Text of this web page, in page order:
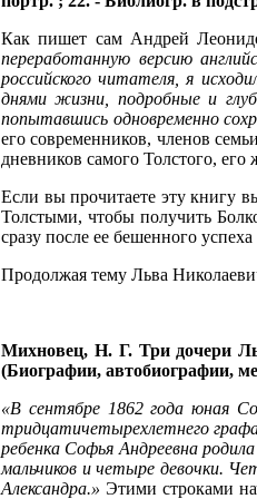
Как пишет сам Андрей
переработанную версию
российского читателя, я
днями жизни, подробные и
попытавшись одновременно
его современников, членов
дневников самого Толстого,
Если вы прочитаете эту книгу
Толстыми, чтобы получить
сразу после ее бешенного
Продолжая тему Льва
Михновец, Н. Г.Три дочери
(Биографии, автобиографии,
«В сентябре 1862 года юная
тридцатичетырехлетнего
ребенка Софья Андреевна
мальчиков и четыре девочки.
Александра.» Этими строками